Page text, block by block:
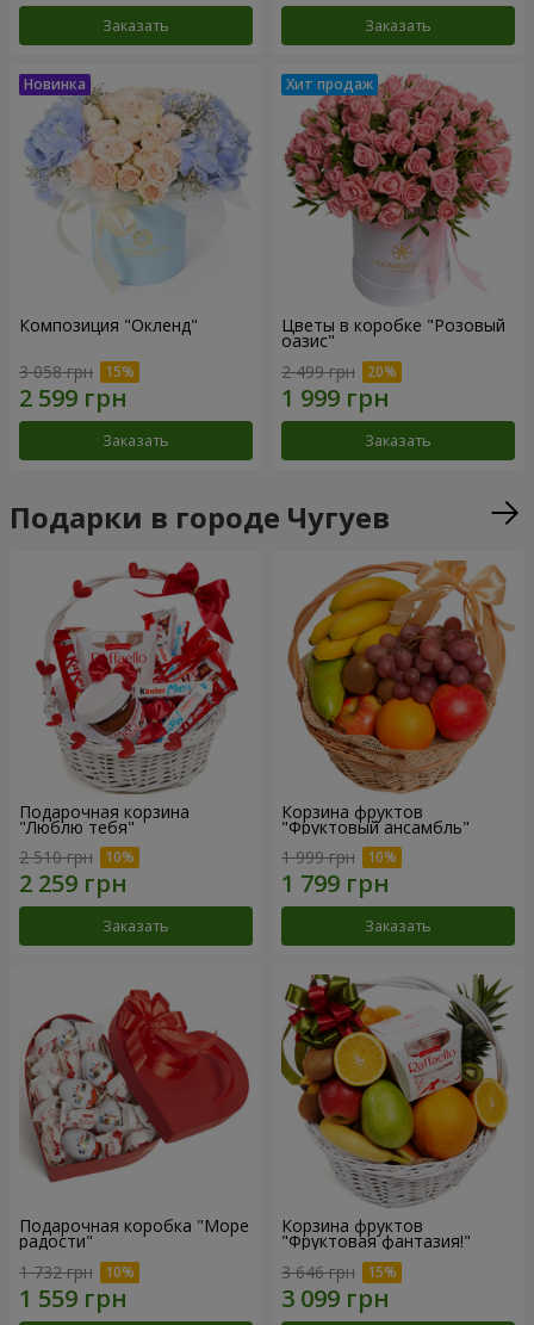
Заказать Заказать
Композиция "Окленд"
3 058 грн
Заказать
Цветы в коробке "Розовый
оазис"
2 499 грн
Заказать
Подарки в городе Чугуев
Подарочная корзина
"Люблю тебя"
2 510 грн
Заказать
Корзина фруктов
"Фруктовый ансамбль"
1 999 грн
Заказать
Подарочная коробка "Море
радости"
1 732 грн
Корзина фруктов
"Фруктовая фантазия!"
3 646 грн